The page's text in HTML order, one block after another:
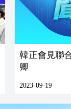
韓正會見聯
卿
2023-09-19